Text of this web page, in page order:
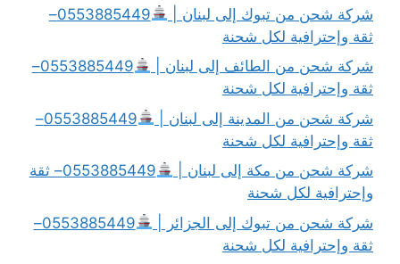
شركة شحن من تبوك إلى لبنان |
0553885449–
ثقة وإحترافية لكل شحنة
شركة شحن من الطائف إلى لبنان |
0553885449–
ثقة وإحترافية لكل شحنة
شركة شحن من المدينة إلى لبنان |
0553885449–
ثقة وإحترافية لكل شحنة
شركة شحن من مكة إلى لبنان |
0553885449– ثقة
وإحترافية لكل شحنة
شركة شحن من تبوك إلى الجزائر |
0553885449–
ثقة وإحترافية لكل شحنة